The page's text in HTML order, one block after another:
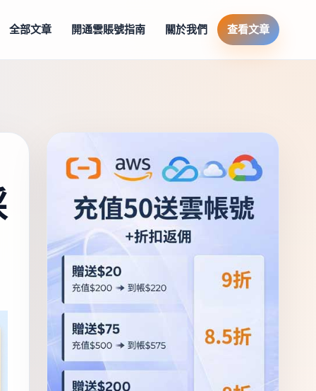
全部文章 開通雲賬號指南 關於我們 查看文章